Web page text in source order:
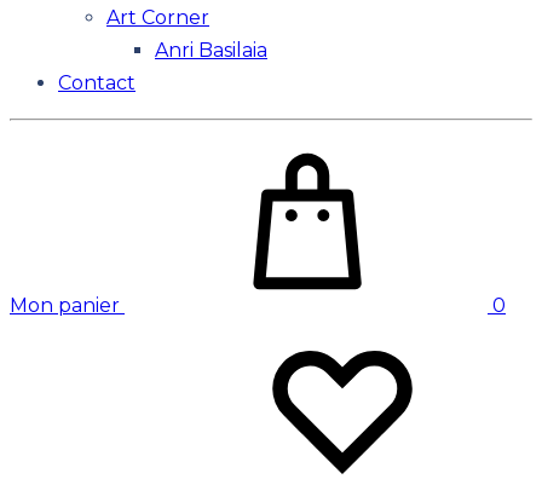
Art Corner
Anri Basilaia
Contact
Mon panier 0